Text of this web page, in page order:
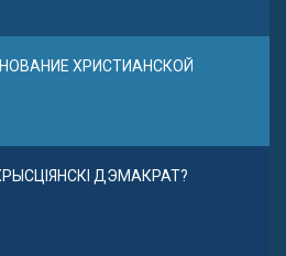
ХРИСТИАНСКОЙ
ДЭМАКРАТ?